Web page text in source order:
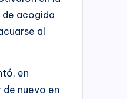
de acogida
al
en
nuevo en